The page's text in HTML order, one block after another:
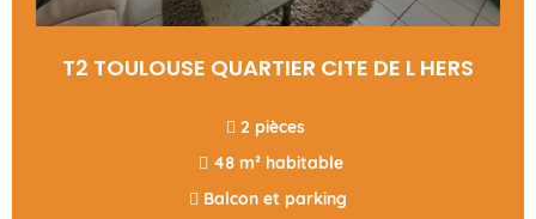
T2 TOULOUSE QUARTIER CITE DE L HERS
 2 pièces
 48 m² habitable
 Balcon et parking